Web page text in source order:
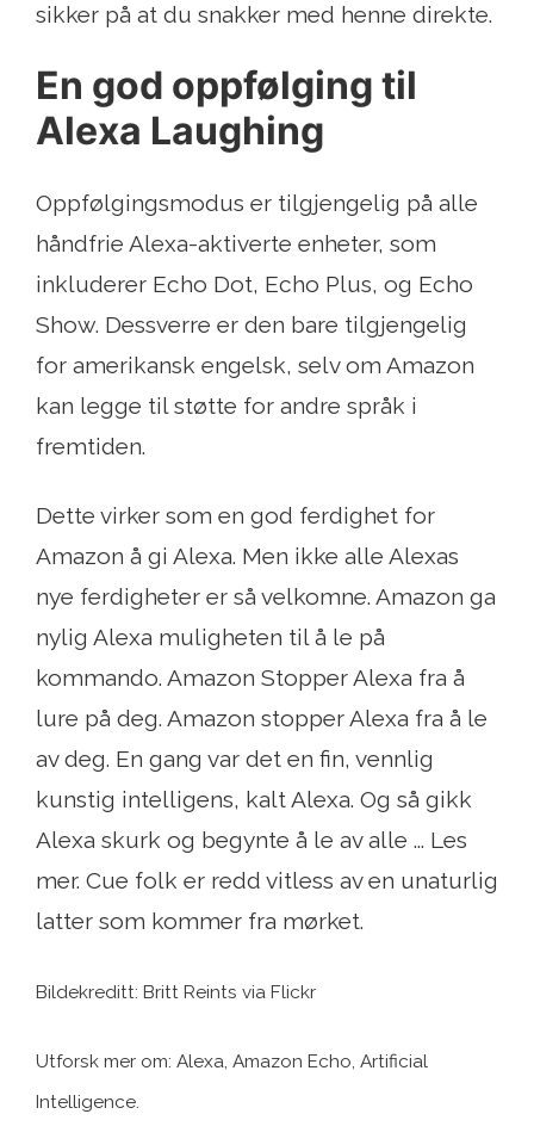
sikker på at du snakker med henne direkte.
En god oppfølging til
Alexa Laughing
Oppfølgingsmodus er tilgjengelig på alle
håndfrie Alexa-aktiverte enheter, som
inkluderer Echo Dot, Echo Plus, og Echo
Show. Dessverre er den bare tilgjengelig
for amerikansk engelsk, selv om Amazon
kan legge til støtte for andre språk i
fremtiden.
Dette virker som en god ferdighet for
Amazon å gi Alexa. Men ikke alle Alexas
nye ferdigheter er så velkomne. Amazon ga
nylig Alexa muligheten til å le på
kommando. Amazon Stopper Alexa fra å
lure på deg. Amazon stopper Alexa fra å le
av deg. En gang var det en fin, vennlig
kunstig intelligens, kalt Alexa. Og så gikk
Alexa skurk og begynte å le av alle ... Les
mer. Cue folk er redd vitless av en unaturlig
latter som kommer fra mørket.
Bildekreditt: Britt Reints via Flickr
Utforsk mer om: Alexa, Amazon Echo, Artificial
Intelligence.